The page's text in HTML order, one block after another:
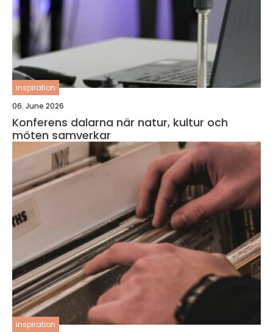
inspiration
06. June 2026
Konferens dalarna när natur, kultur och
möten samverkar
inspiration